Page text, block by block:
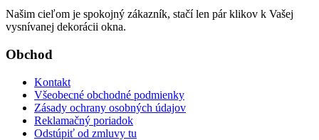
Našim cieľom je spokojný zákazník, stačí len pár klikov k Vašej
vysnívanej dekorácii okna.
Obchod
Kontakt
Všeobecné obchodné podmienky
Zásady ochrany osobných údajov
Reklamačný poriadok
Odstúpiť od zmluvy tu